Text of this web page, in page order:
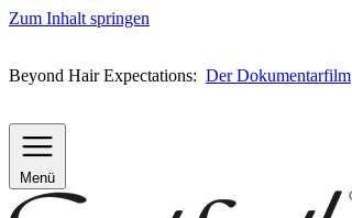
Zum Inhalt springen
Beyond Hair Expectations: Der Dokumentarfilm
Menü